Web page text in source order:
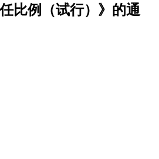
比例（试行）》的通